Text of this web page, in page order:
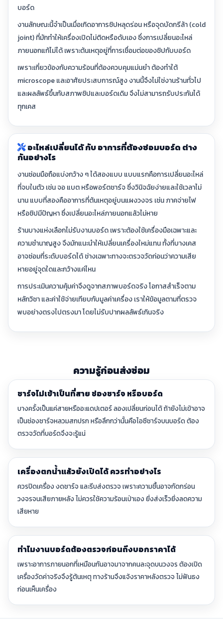
บอร์ด
งานลักษณะนี้จำเป็นเมื่อเกิดอาการชิปหลุดร่อน หรือจุดบัดกรีล้า (cold
joint) ที่มักทำให้เครื่องเปิดไม่ติดหรือดับเอง ซึ่งการเปลี่ยนอะไหล่
ภายนอกแก้ไม่ได้ เพราะต้นเหตุอยู่ที่การเชื่อมต่อของชิปกับบอร์ด
เพราะเกี่ยวข้องกับความร้อนที่ต้องควบคุมแม่นยำ ต้องทำใต้
microscope และอาศัยประสบการณ์สูง งานนี้จึงไม่ใช่งานร้านทั่วไป
และผลลัพธ์ขึ้นกับสภาพชิปและบอร์ดเดิม จึงไม่สามารถรับประกันได้
ทุกเคส
อะไหล่เปลี่ยนได้ กับ อาการที่ต้องซ่อมบอร์ด ต่าง
กันอย่างไร
งานซ่อมมือถือแบ่งกว้าง ๆ ได้สองแบบ แบบแรกคือการเปลี่ยนอะไหล่
ที่จบในตัว เช่น จอ แบต หรือพอร์ตชาร์จ ซึ่งวินิจฉัยง่ายและใช้เวลาไม่
นาน แบบที่สองคืออาการที่ต้นเหตุอยู่บนแผงวงจร เช่น ภาคจ่ายไฟ
หรือชิปมีปัญหา ซึ่งเปลี่ยนอะไหล่ภายนอกแล้วไม่หาย
ร้านบางแห่งเลือกไม่รับงานบอร์ด เพราะต้องใช้เครื่องมือเฉพาะและ
ความชำนาญสูง จึงมักแนะนำให้เปลี่ยนเครื่องใหม่แทน ทั้งที่บางเคส
อาจซ่อมที่ระดับบอร์ดได้ ช่างเฉพาะทางจะตรวจวัดก่อนว่าความเสีย
หายอยู่จุดใดและกว้างแค่ไหน
การประเมินความคุ้มค่าจึงดูจากสภาพบอร์ดจริง โอกาสสำเร็จตาม
หลักวิชา และค่าใช้จ่ายเทียบกับมูลค่าเครื่อง เราให้ข้อมูลตามที่ตรวจ
พบอย่างตรงไปตรงมา โดยไม่รับปากผลลัพธ์เกินจริง
ความรู้ก่อนส่งซ่อม
ชาร์จไม่เข้าเป็นที่สาย ช่องชาร์จ หรือบอร์ด
บางครั้งเป็นแค่สายหรืออะแดปเตอร์ ลองเปลี่ยนก่อนได้ ถ้ายังไม่เข้าอาจ
เป็นช่องชาร์จหลวมสกปรก หรือลึกกว่านั้นคือไอซีชาร์จบนบอร์ด ต้อง
ตรวจวัดที่บอร์ดจึงจะรู้แน่
เครื่องตกน้ำแล้วยังเปิดได้ ควรทำอย่างไร
ควรปิดเครื่อง งดชาร์จ และรีบส่งตรวจ เพราะความชื้นอาจกัดกร่อน
วงจรจนเสียภายหลัง ไม่ควรใช้ความร้อนเป่าเอง ยิ่งส่งเร็วยิ่งลดความ
เสียหาย
ทำไมงานบอร์ดต้องตรวจก่อนถึงบอกราคาได้
เพราะอาการภายนอกที่เหมือนกันอาจมาจากคนละจุดบนวงจร ต้องเปิด
เครื่องวัดค่าจริงจึงรู้ต้นเหตุ ทางร้านจึงแจ้งราคาหลังตรวจ ไม่ฟันธง
ก่อนเห็นเครื่อง